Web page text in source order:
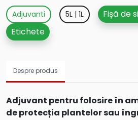
Adjuvanti 5L | 1L
Fișă de
Etichete
Despre produs
Adjuvant pentru folosire în
de protecția plantelor sau